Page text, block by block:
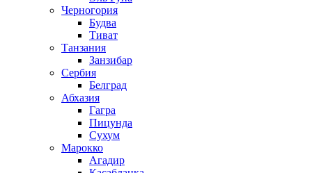
Черногория
Будва
Тиват
Танзания
Занзибар
Сербия
Белград
Абхазия
Гагра
Пицунда
Сухум
Марокко
Агадир